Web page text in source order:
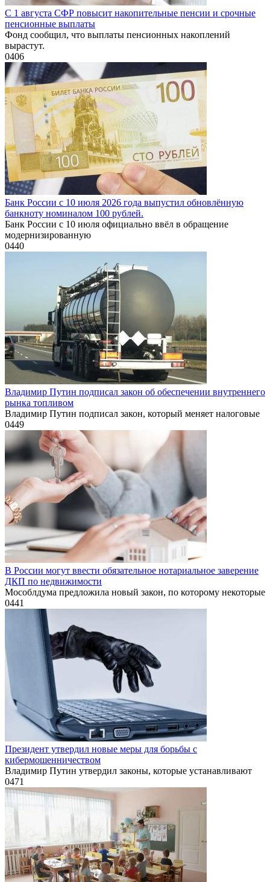
С 1 августа СФР повысит накопительные пенсии и срочные
пенсионные выплаты
Фонд сообщил, что выплаты пенсионных накоплений
вырастут.
0406
Банк России с 10 июля 2026 года выпустил обновлённую
банкноту номиналом 100 рублей.
Банк России с 10 июля официально ввёл в обращение
модернизированную
0440
Владимир Путин подписал закон об обеспечении внутреннего
рынка топливом
Владимир Путин подписал закон, который меняет налоговые
0449
В России могут ввести обязательное нотариальное заверение
ДКП по недвижимости
Мособлдума предложила новый закон, по которому некоторые
0441
Президент утвердил новые меры для борьбы с
кибермошенничеством
Владимир Путин утвердил законы, которые устанавливают
0471